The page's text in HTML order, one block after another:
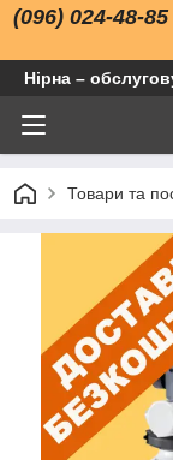
(096) 024-48-
Нірна –
Товари та